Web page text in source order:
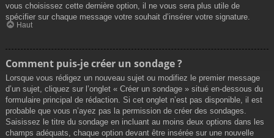
vous choisissez cette dernière option, il ne vous sera plus utile de
spécifier sur chaque message votre souhait d’insérer votre signature.
Haut
Comment puis-je créer un sondage ?
Lorsque vous rédigez un nouveau sujet ou modifiez le premier message
d’un sujet, cliquez sur l’onglet « Créer un sondage » situé en-dessous du
formulaire principal de rédaction. Si cet onglet n’est pas disponible, il est
probable que vous n’ayez pas la permission de créer des sondages.
Saisissez le titre du sondage en incluant au moins deux options dans les
champs adéquats, chaque option devant être insérée sur une nouvelle